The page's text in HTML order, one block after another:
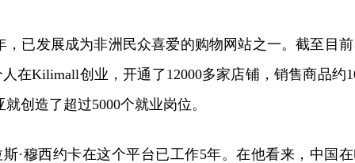
，已发展成为非洲民众喜爱的购物网站之一。截至目前
在Kilimall创业，开通了12000多家店铺，销售商品约
创造了超过5000个就业岗位。
斯·穆西约卡在这个平台已工作5年。在他看来，中国